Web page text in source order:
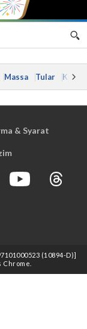
Massa Tular Kes
& Syarat
(10894-D)]
Chrome.